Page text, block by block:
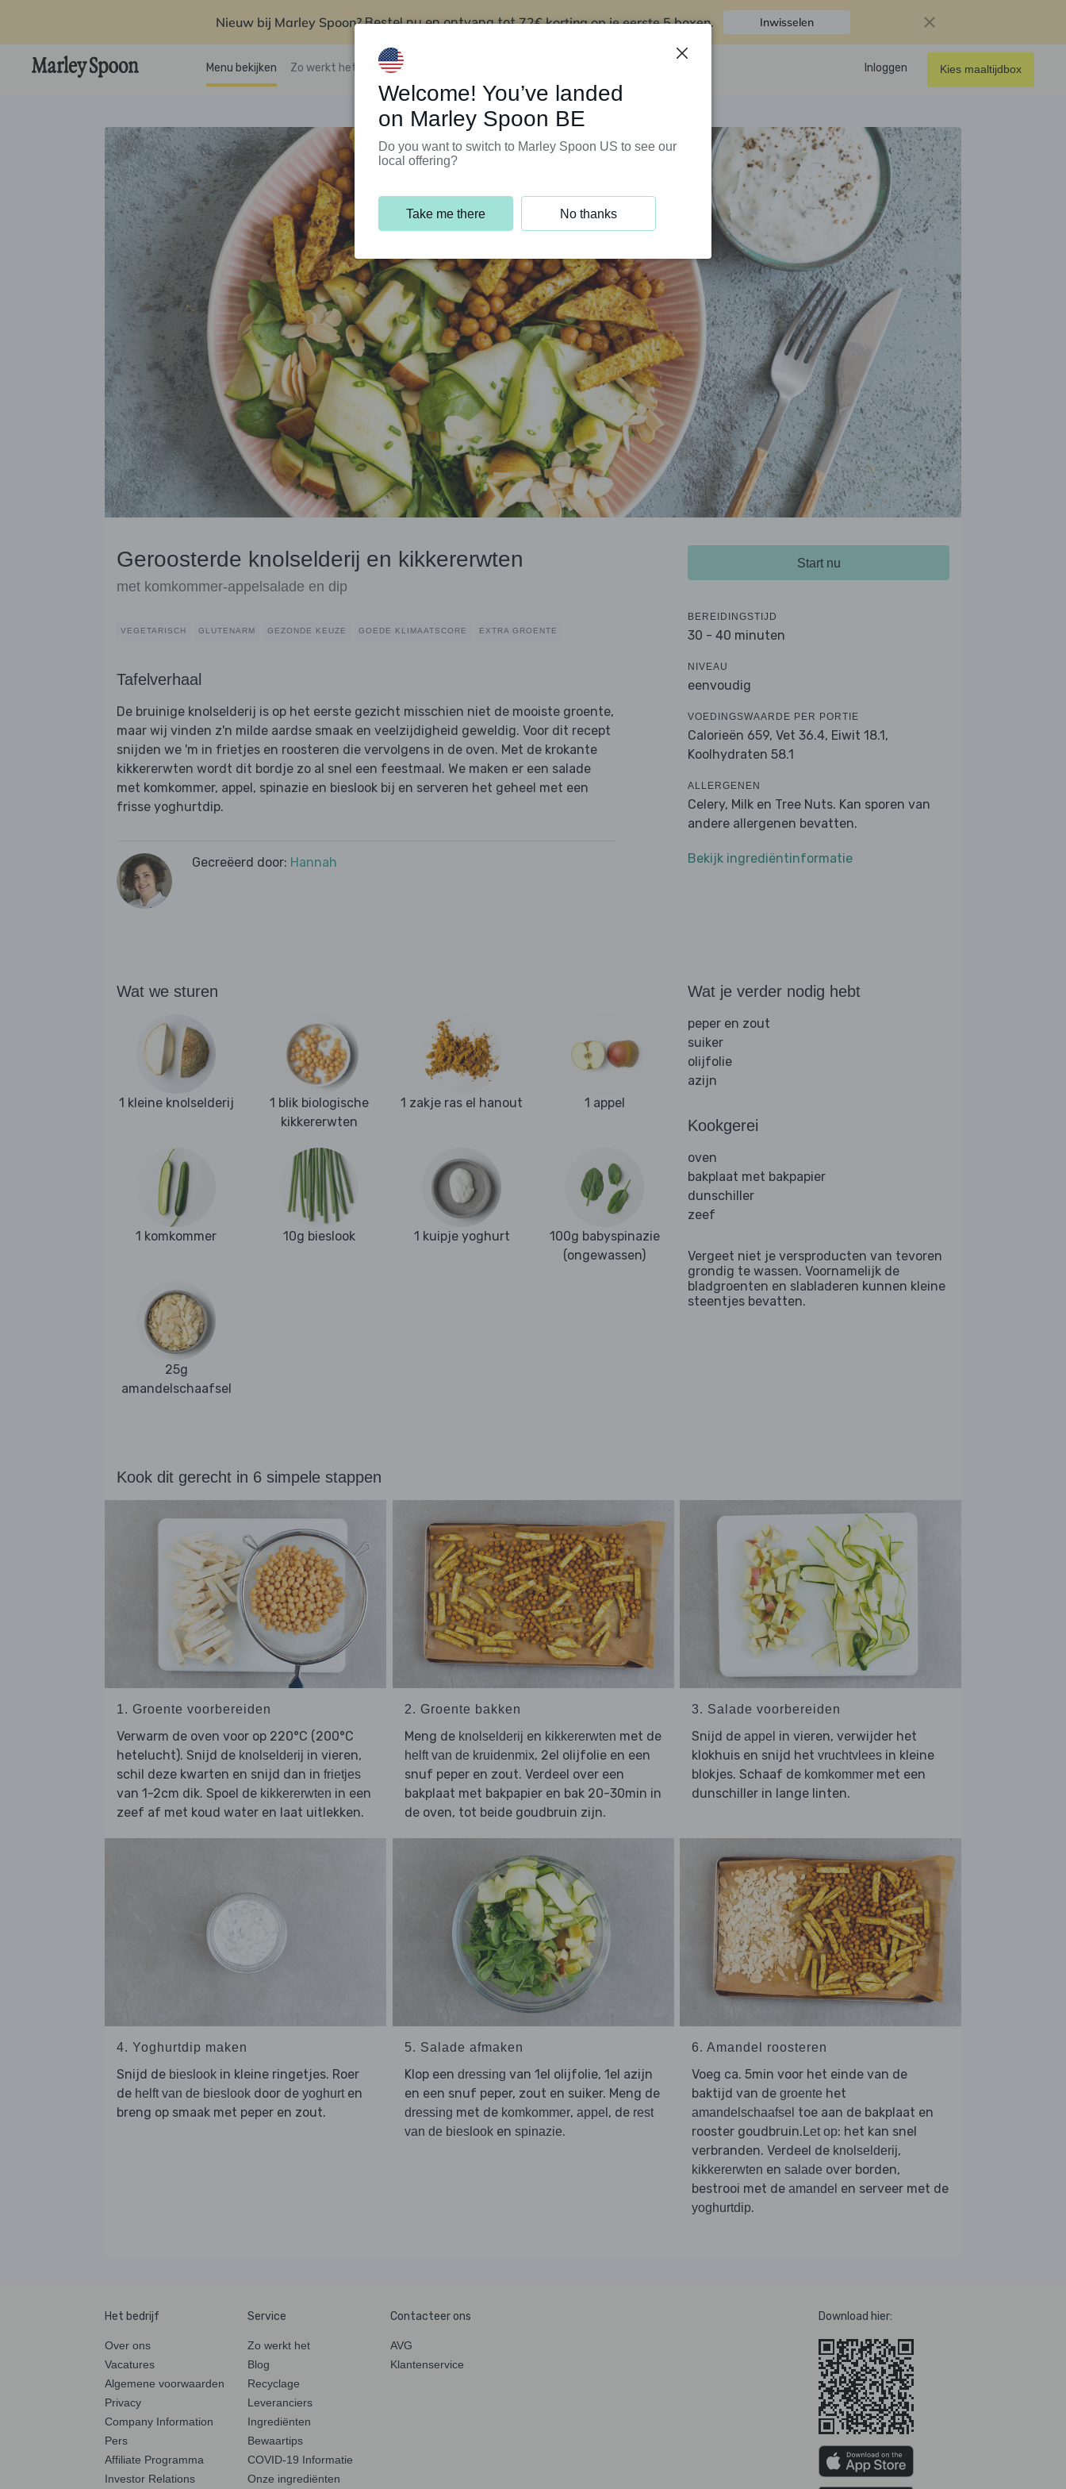
Nieuw bij Marley Spoon?Bestel nu en ontvang tot72€ korting op je eerste 5 boxen. Inwisselen
Menu bekijken Zo werkt het Klantenservice Inloggen Kies maaltijdbox
Geroosterde knolselderij en kikkererwten
met komkommer-appelsalade en dip
VEGETARISCH GLUTENARM GEZONDE KEUZE GOEDE KLIMAATSCORE EXTRA GROENTE
Tafelverhaal
De bruinige knolselderij is op het eerste gezicht misschien niet de mooiste groente,
maar wij vinden z'n milde aardse smaak en veelzijdigheid geweldig. Voor dit recept
snijden we 'm in frietjes en roosteren die vervolgens in de oven. Met de krokante
kikkererwten wordt dit bordje zo al snel een feestmaal. We maken er een salade
met komkommer, appel, spinazie en bieslook bij en serveren het geheel met een
frisse yoghurtdip.
Gecreëerd door: Hannah
Start nu
BEREIDINGSTIJD
30 - 40 minuten
NIVEAU
eenvoudig
VOEDINGSWAARDE PER PORTIE
Calorieën 659, Vet 36.4, Eiwit 18.1,
Koolhydraten 58.1
ALLERGENEN
Celery, Milk en Tree Nuts. Kan sporen van
andere allergenen bevatten.
Bekijk ingrediëntinformatie
Wat we sturen
1 kleine knolselderij
1 blik biologische
kikkererwten
1 zakje ras el hanout 1 appel
1 komkommer 10g bieslook 1 kuipje yoghurt
100g babyspinazie
(ongewassen)
25g
amandelschaafsel
Wat je verder nodig hebt
peper en zout
suiker
olijfolie
azijn
Kookgerei
oven
bakplaat met bakpapier
dunschiller
zeef
Vergeet niet je versproducten van tevoren
grondig te wassen. Voornamelijk de
bladgroenten en slabladeren kunnen kleine
steentjes bevatten.
Kook dit gerecht in 6 simpele stappen
1. Groente voorbereiden
Verwarm de oven voor op 220°C (200°C
hetelucht). Snijd de knolselderij in vieren,
schil deze kwarten en snijd dan in frietjes
van 1-2cm dik. Spoel de kikkererwten in een
zeef af met koud water en laat uitlekken.
2. Groente bakken
Meng de knolselderij en kikkererwten met de
helft van de kruidenmix, 2el olijfolie en een
snuf peper en zout. Verdeel over een
bakplaat met bakpapier en bak 20-30min in
de oven, tot beide goudbruin zijn.
3. Salade voorbereiden
Snijd de appel in vieren, verwijder het
klokhuis en snijd het vruchtvlees in kleine
blokjes. Schaaf de komkommer met een
dunschiller in lange linten.
4. Yoghurtdip maken
Snijd de bieslook in kleine ringetjes. Roer
de helft van de bieslook door de yoghurt en
breng op smaak met peper en zout.
5. Salade afmaken
Klop een dressing van 1el olijfolie, 1el azijn
en een snuf peper, zout en suiker. Meng de
dressing met de komkommer, appel , de rest
van de bieslooken spinazie.
6. Amandel roosteren
Voeg ca. 5min voor het einde van de
baktijd van de groente het
amandelschaafsel toe aan de bakplaat en
rooster goudbruin. Let op: het kan snel
verbranden. Verdeel de knolselderij,
kikkererwten en salade over borden,
bestrooi met de amandel en serveer met de
yoghurtdip.
Het bedrijf
Over ons
Vacatures
Algemene voorwaarden
Privacy
Company Information
Pers
Affiliate Programma
Investor Relations
Service
Zo werkt het
Blog
Recyclage
Leveranciers
Ingrediënten
Bewaartips
COVID-19 Informatie
Onze ingrediënten
Contacteer ons
AVG
Klantenservice
Download hier:
Welcome! You’ve landed
on Marley Spoon BE
Do you want to switch to Marley Spoon US to see our
local offering?
Take me there No thanks